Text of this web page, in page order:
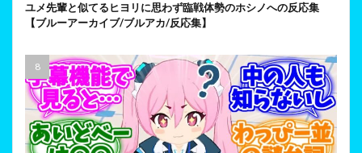
ユメ先輩と似てるヒヨリに思わず臨戦体勢のホシノへの反応集
【ブルーアーカイブ/ブルアカ/反応集】